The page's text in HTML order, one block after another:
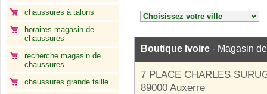
chaussures à talons
horaires magasin de
chaussures
recherche magasin de
chaussures
chaussures grande taille
Boutique Ivoire - Magasin
7 PLACE CHARLES
89000 Auxerre